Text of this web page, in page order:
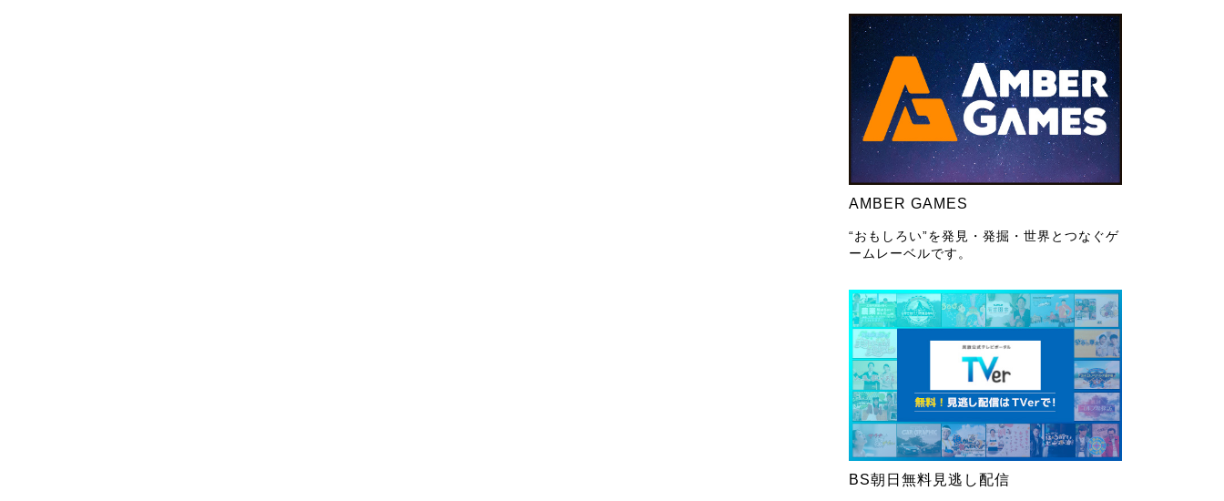
AMBER GAMES
“おもしろい”を発見・発掘・世界とつなぐゲ
ームレーベルです。
BS朝日無料見逃し配信